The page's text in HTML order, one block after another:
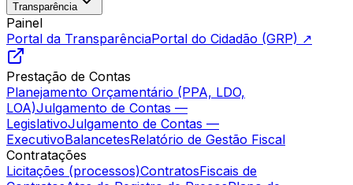
Transparência
Painel
Portal da TransparênciaPortal do Cidadão (GRP) ↗
Prestação de Contas
Planejamento Orçamentário (PPA, LDO,
LOA)Julgamento de Contas —
LegislativoJulgamento de Contas —
ExecutivoBalancetesRelatório de Gestão Fiscal
Contratações
Licitações (processos)ContratosFiscais de